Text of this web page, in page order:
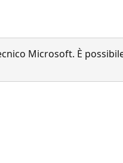
Microsoft. È